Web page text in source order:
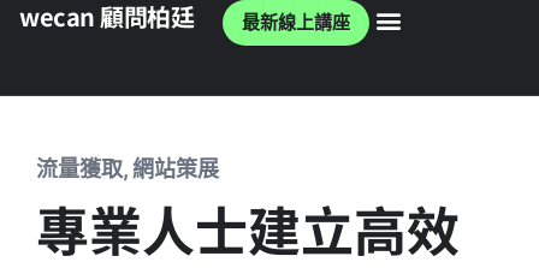
wecan 顧問柏廷 最新線上講座
流量獲取,網站策展
專業人士建立高效